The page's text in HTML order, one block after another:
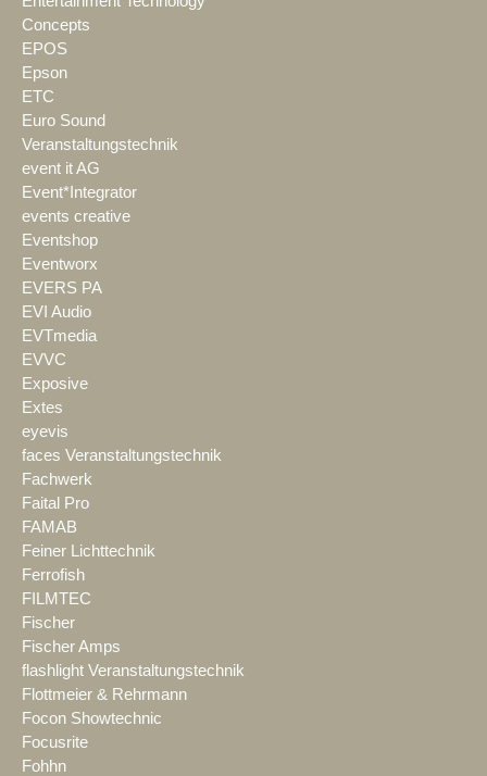
Concepts
EPOS
Epson
ETC
Euro Sound
Veranstaltungstechnik
event it AG
Event*Integrator
events creative
Eventshop
Eventworx
EVERS PA
EVI Audio
EVTmedia
EVVC
Exposive
Extes
eyevis
faces Veranstaltungstechnik
Fachwerk
Faital Pro
FAMAB
Feiner Lichttechnik
Ferrofish
FILMTEC
Fischer
Fischer Amps
flashlight Veranstaltungstechnik
Flottmeier & Rehrmann
Focon Showtechnic
Focusrite
Fohhn